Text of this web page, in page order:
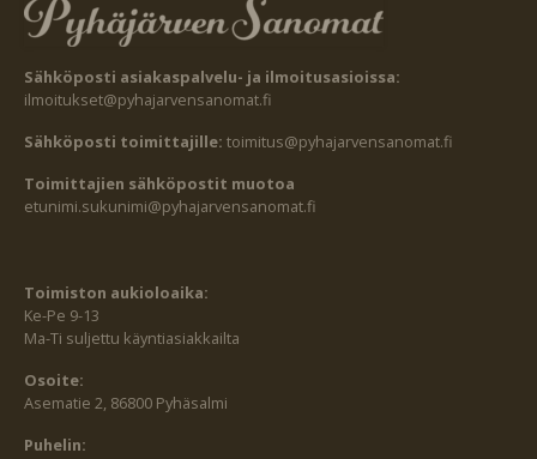
Sähköposti asiakaspalvelu- ja ilmoitusasioissa:
ilmoitukset@pyhajarvensanomat.fi
Sähköposti toimittajille: toimitus@pyhajarvensanomat.fi
Toimittajien sähköpostit muotoa
etunimi.sukunimi@pyhajarvensanomat.fi
Toimiston aukioloaika:
Ke-Pe 9-13
Ma-Ti suljettu käyntiasiakkailta
Osoite:
Asematie 2, 86800 Pyhäsalmi
Puhelin: